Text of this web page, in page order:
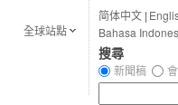
简体中文|
Bahasa
搜尋
新聞稿
全球站點